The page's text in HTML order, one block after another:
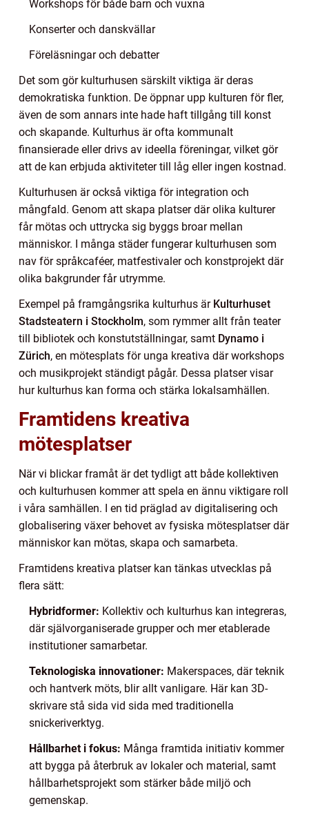
Workshops för både barn och vuxna
Konserter och danskvällar
Föreläsningar och debatter
Det som gör kulturhusen särskilt viktiga är deras
demokratiska funktion. De öppnar upp kulturen för fler,
även de som annars inte hade haft tillgång till konst
och skapande. Kulturhus är ofta kommunalt
finansierade eller drivs av ideella föreningar, vilket gör
att de kan erbjuda aktiviteter till låg eller ingen kostnad.
Kulturhusen är också viktiga för integration och
mångfald. Genom att skapa platser där olika kulturer
får mötas och uttrycka sig byggs broar mellan
människor. I många städer fungerar kulturhusen som
nav för språkcaféer, matfestivaler och konstprojekt där
olika bakgrunder får utrymme.
Exempel på framgångsrika kulturhus är Kulturhuset
Stadsteatern i Stockholm, som rymmer allt från teater
till bibliotek och konstutställningar, samt Dynamo i
Zürich, en mötesplats för unga kreativa där workshops
och musikprojekt ständigt pågår. Dessa platser visar
hur kulturhus kan forma och stärka lokalsamhällen.
Framtidens kreativa
mötesplatser
När vi blickar framåt är det tydligt att både kollektiven
och kulturhusen kommer att spela en ännu viktigare roll
i våra samhällen. I en tid präglad av digitalisering och
globalisering växer behovet av fysiska mötesplatser där
människor kan mötas, skapa och samarbeta.
Framtidens kreativa platser kan tänkas utvecklas på
flera sätt:
Hybridformer: Kollektiv och kulturhus kan integreras,
där självorganiserade grupper och mer etablerade
institutioner samarbetar.
Teknologiska innovationer: Makerspaces, där teknik
och hantverk möts, blir allt vanligare. Här kan 3D-
skrivare stå sida vid sida med traditionella
snickeriverktyg.
Hållbarhet i fokus: Många framtida initiativ kommer
att bygga på återbruk av lokaler och material, samt
hållbarhetsprojekt som stärker både miljö och
gemenskap.